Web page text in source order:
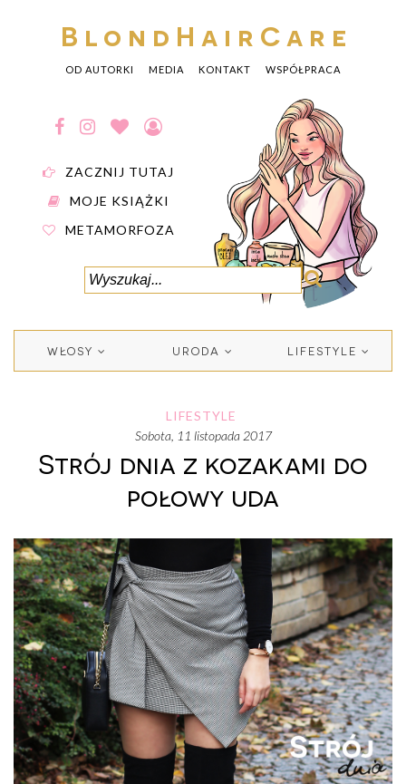
BlondHairCare
OD AUTORKI MEDIA KONTAKT WSPÓŁPRACA
ZACZNIJ TUTAJ
MOJE KSIĄŻKI
METAMORFOZA
WŁOSY URODA LIFESTYLE
LIFESTYLE
sobota, 11 listopada 2017
Strój dnia z kozakami do
połowy uda